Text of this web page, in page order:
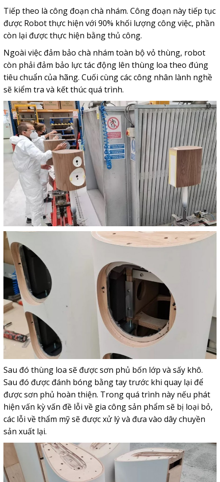
Tiếp theo là công đoạn chà nhám. Công đoạn này tiếp tục
được Robot thực hiện với 90% khối lượng công việc, phần
còn lại được thực hiện bằng thủ công.
Ngoài việc đảm bảo chà nhám toàn bộ vỏ thùng, robot
còn phải đảm bảo lực tác động lên thùng loa theo đúng
tiêu chuẩn của hãng. Cuối cùng các công nhân lành nghề
sẽ kiểm tra và kết thúc quá trình.
Sau đó thùng loa sẽ được sơn phủ bốn lớp và sấy khô.
Sau đó được đánh bóng bằng tay trước khi quay lại để
được sơn phủ hoàn thiện. Trong quá trình này nếu phát
hiện vấn kỳ vấn đề lỗi về gia công sản phẩm sẽ bị loại bỏ,
các lỗi vềthẩm mỹ sẽ được xử lý và đưa vào dây chuyền
sản xuất lại.